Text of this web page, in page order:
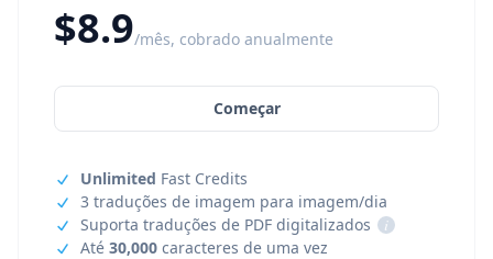
$8.9/mês, cobrado anualmente
Começar
Unlimited Fast Credits
3 traduções de imagem para imagem/dia
Suporta traduções de PDF digitalizados
i
Até 30,000 caracteres de uma vez